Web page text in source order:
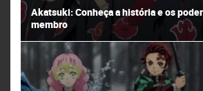
Akatsuki: Conheça a história e os
membro